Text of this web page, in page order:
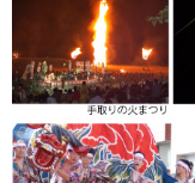
お祭用品・品目
獅子舞・衣裳・別仕
祭り前掛け・けんた
提灯 祭